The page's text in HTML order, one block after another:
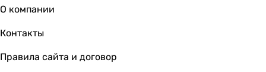
2.7 кВт
Класс энергоэффективности
B
О компании
Контакты
Правила сайта и договор